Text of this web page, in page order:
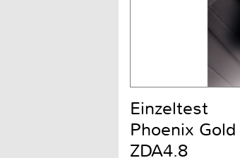
Einzeltest
Phoenix Gold
ZDA4.8